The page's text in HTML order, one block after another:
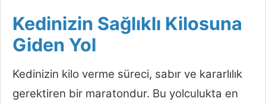
Kedinizin Sağlıklı Kilosuna
Giden Yol
Kedinizin kilo verme süreci, sabır ve kararlılık
gerektiren bir maratondur. Bu yolculukta en